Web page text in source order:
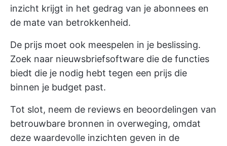
inzicht krijgt in het gedrag van je abonnees en
de mate van betrokkenheid.
De prijs moet ook meespelen in je beslissing.
Zoek naar nieuwsbriefsoftware die de functies
biedt die je nodig hebt tegen een prijs die
binnen je budget past.
Tot slot, neem de reviews en beoordelingen van
betrouwbare bronnen in overweging, omdat
deze waardevolle inzichten geven in de